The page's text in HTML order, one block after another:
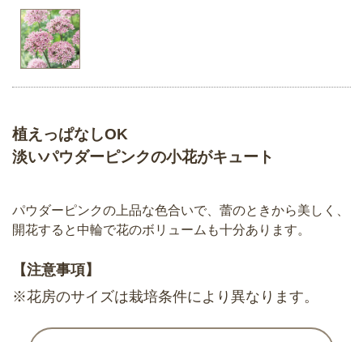
植えっぱなしOK
淡いパウダーピンクの小花がキュート
パウダーピンクの上品な色合いで、蕾のときから美しく、
開花すると中輪で花のボリュームも十分あります。
【注意事項】
※花房のサイズは栽培条件により異なります。